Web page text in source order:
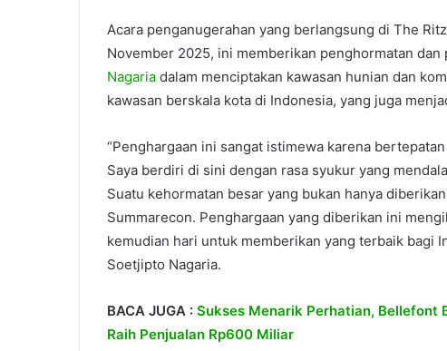
Acara penganugerahan yang berlangsung di The
November 2025, ini memberikan penghormatan
Nagaria dalam menciptakan kawasan hunian dan
kawasan berskala kota di Indonesia, yang juga
“Penghargaan ini sangat istimewa karena
Saya berdiri di sini dengan rasa syukur yang
Suatu kehormatan besar yang bukan hanya
Summarecon. Penghargaan yang diberikan ini
kemudian hari untuk memberikan yang terbaik bagi
Soetjipto Nagaria.
BACA JUGA : Sukses Menarik Perhatian, Bellefont
Raih Penjualan Rp600 Miliar